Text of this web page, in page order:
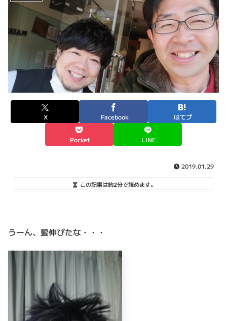
X Facebook はてブ
Pocket LINE
2019.01.29
この記事は約2分で読めます。
うーん、髪伸びたな・・・